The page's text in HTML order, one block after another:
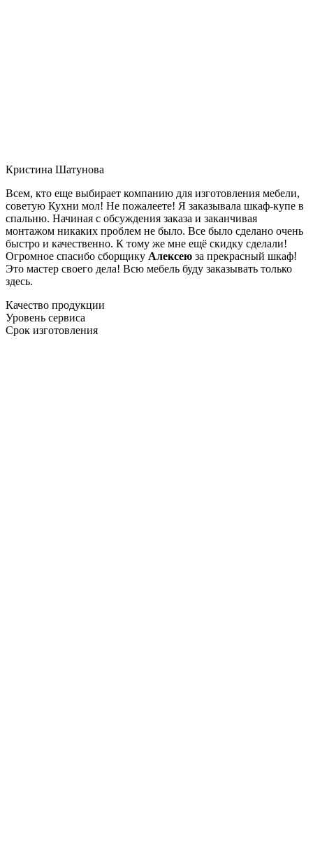
Кристина Шатунова
Всем, кто еще выбирает компанию для изготовления мебели,
советую Кухни мол! Не пожалеете! Я заказывала шкаф-купе в
спальню. Начиная с обсуждения заказа и заканчивая
монтажом никаких проблем не было. Все было сделано очень
быстро и качественно. К тому же мне ещё скидку сделали!
Огромное спасибо сборщику Алексею за прекрасный шкаф!
Это мастер своего дела! Всю мебель буду заказывать только
здесь.
Качество продукции
Уровень сервиса
Срок изготовления